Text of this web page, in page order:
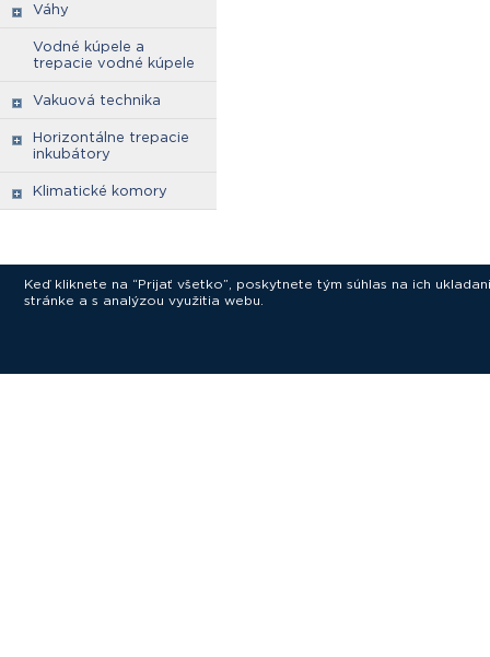
Váhy
Vodné kúpele a
trepacie vodné kúpele
Vakuová technika
Horizontálne trepacie
inkubátory
Klimatické komory
Keď kliknete na “Prijať všetko”, poskytnete tým súhlas na ich
stránke a s analýzou využitia webu.